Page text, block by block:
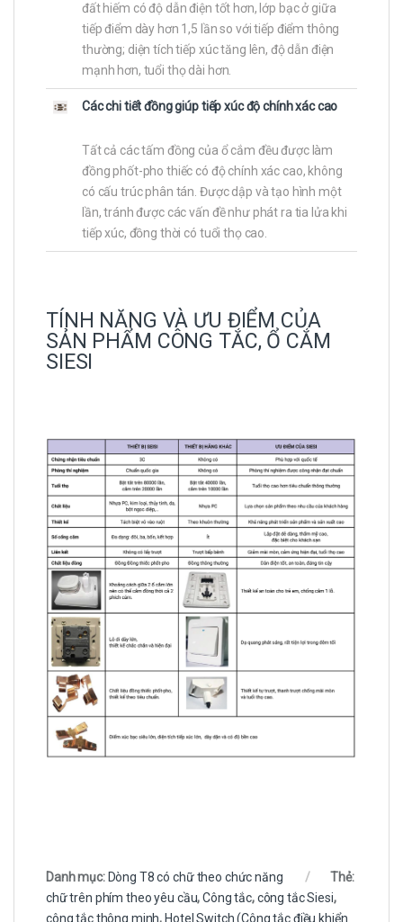
đất hiếm có độ dẫn điện tốt hơn, lớp bạc ở giữa
tiếp điểm dày hơn 1,5 lần so với tiếp điểm thông
thường; diện tích tiếp xúc tăng lên, độ dẫn điện
mạnh hơn, tuổi thọ dài hơn.
Các chi tiết đồng giúp tiếp xúc độ chính xác cao
Tất cả các tấm đồng của ổ cắm đều được làm
đồng phốt-pho thiếc có độ chính xác cao, không
có cấu trúc phân tán. Được dập và tạo hình một
lần, tránh được các vấn đề như phát ra tia lửa khi
tiếp xúc, đồng thời có tuổi thọ cao.
TÍNH NĂNG VÀ ƯU ĐIỂM CỦA
SẢN PHẨM CÔNG TẮC, Ổ CẮM
SIESI
Danh mục: Dòng T8 có chữ theo chức năng
Thẻ:
chữ trên phím theo yêu cầu,Công tắc,công tắc Siesi,
công tắc thông minh, Hotel Switch (Công tắc điều khiển